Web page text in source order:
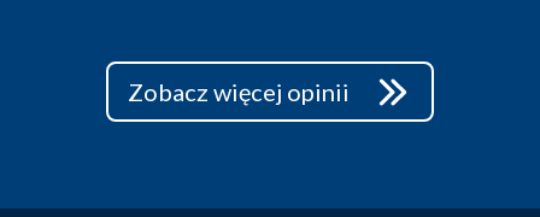
Zobacz więcej opinii